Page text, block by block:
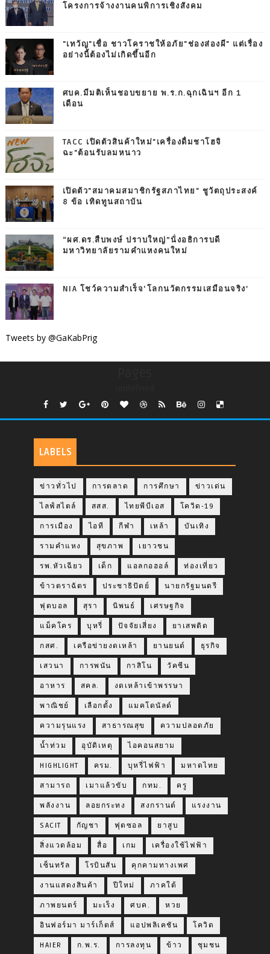
โครงการจ้างงานคนพิการเชิงสังคม
"เทวัญ"เชื่อ ชาวโคราชให้อภัย"ช่องส่องผี" แต่เรื่อง
อย่างนี้ต้องไม่เกิดขึ้นอีก
ศบค.มีมติเห็นชอบขยาย พ.ร.ก.ฉุกเฉินฯ อีก 1
เดือน
TACC เปิดตัวสินค้าใหม่"เครื่องดื่มชาโฮจิ
ฉะ"ต้อนรับลมหนาว
เปิดตัว"สมาคมสมาชิกรัฐสภาไทย" ชูวัตถุประสงค์
8 ข้อ เทิดทูนสถาบัน
“ผศ.ดร.สืบพงษ์ ปราบใหญ่”นั่งอธิการบดี
มหาวิทยาลัยรามคำแหงคนใหม่
NIA โชว์ความสำเร็จ‘โลกนวัตกรรมเสมือนจริง’
Tweets by @GaKabPrig
LABELS
ข่าวทั่วไป การตลาด การศึกษา ข่าวเด่น
ไลฟ์สไตล์ สสส. ไทยพีบีเอส โควิด-19
การเมือง ไอที กีฬา เหล้า บันเทิง
รามคำแหง สุขภาพ เยาวชน
รพ.หัวเฉียว เด็ก แอลกอฮอล์ ท่องเที่ยว
ข้าวตราฉัตร ประชาธิปัตย์ นายกรัฐมนตรี
ฟุตบอล สุรา นิพนธ์ เศรษฐกิจ
แม็คโคร บุหรี่ ปัจจัยเสี่ยง ยาเสพติด
กสศ. เครือข่ายงดเหล้า ยานยนต์ ธุรกิจ
เสวนา การพนัน กาสิโน วัคซีน
อาหาร สคล. งดเหล้าเข้าพรรษา
พาณิชย์ เลือกตั้ง แมคโดนัลด์
ความรุนแรง สาธารณสุข ความปลอดภัย
น้ำท่วม อุบัติเหตุ ไอคอนสยาม
HIGHLIGHT ครม. บุหรี่ไฟฟ้า มหาดไทย
สามารถ เมาแล้วขับ กทม. ครู
พลังงาน ลอยกระทง สงกรานต์ แรงงาน
SACIT กัญชา ฟุตซอล ยาสูบ
สิ่งแวดล้อม สื่อ เกม เครื่องใช้ไฟฟ้า
เซ็นทรัล โรบินสัน คุกคามทางเพศ
งานแสดงสินค้า ปีใหม่ ภาคใต้
ภาพยนตร์ มะเร็ง ศบค. หวย
อินฟอร์มา มาร์เก็ตส์ แอปพลิเคชัน โควิด
HAIER ก.พ.ร. การลงทุน ข้าว ชุมชน